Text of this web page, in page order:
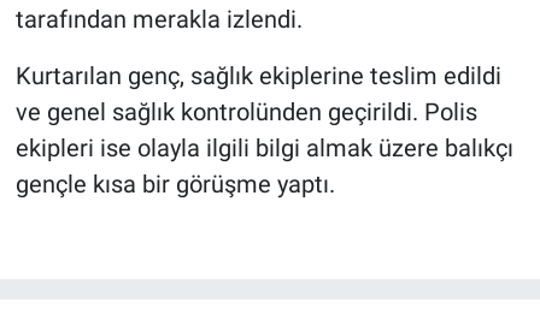
tarafından merakla izlendi.
Kurtarılan genç, sağlık ekiplerine teslim edildi
ve genel sağlık kontrolünden geçirildi. Polis
ekipleri ise olayla ilgili bilgi almak üzere balıkçı
gençle kısa bir görüşme yaptı.